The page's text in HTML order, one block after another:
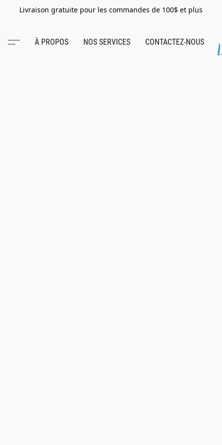
Livraison gratuite pour les commandes de 100$ et plus
À PROPOS NOS SERVICES CONTACTEZ-NOUS